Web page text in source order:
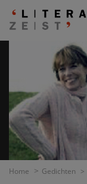
Home Gedichten